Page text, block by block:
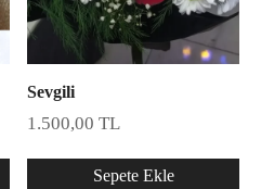
Sevgili
1.500,00 TL
Sepete Ekle